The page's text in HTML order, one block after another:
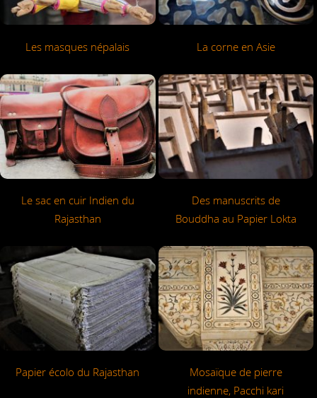
Les masques népalais La corne en Asie
Le sac en cuir Indien du
Rajasthan
Des manuscrits de
Bouddha au Papier Lokta
Papier écolo du Rajasthan
Mosaïque de pierre
indienne, Pacchi kari